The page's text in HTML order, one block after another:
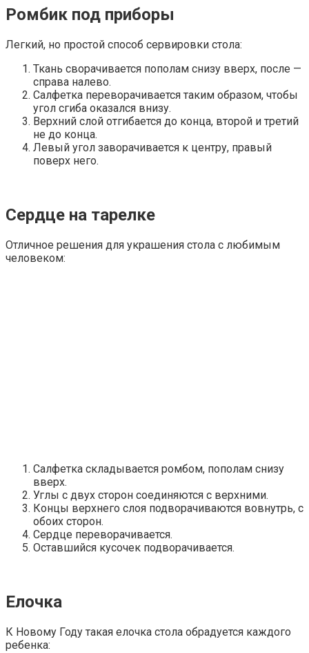
Ромбик под приборы
Легкий, но простой способ сервировки стола:
Ткань сворачивается пополам снизу вверх, после —
справа налево.
Салфетка переворачивается таким образом, чтобы
угол сгиба оказался внизу.
Верхний слой отгибается до конца, второй и третий
не до конца.
Левый угол заворачивается к центру, правый
поверх него.
Сердце на тарелке
Отличное решения для украшения стола с любимым
человеком:
Салфетка складывается ромбом, пополам снизу
вверх.
Углы с двух сторон соединяются с верхними.
Концы верхнего слоя подворачиваются вовнутрь, с
обоих сторон.
Сердце переворачивается.
Оставшийся кусочек подворачивается.
Елочка
К Новому Году такая елочка стола обрадуется каждого
ребенка: